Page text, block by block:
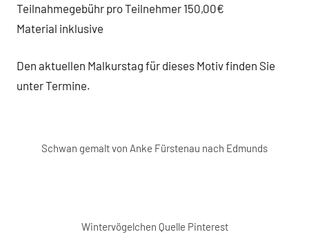
Teilnahmegebühr pro Teilnehmer 150,00€
Material inklusive
Den aktuellen Malkurstag für dieses Motiv finden Sie
unter Termine.
Schwan gemalt von Anke Fürstenau nach Edmunds
Wintervögelchen Quelle Pinterest